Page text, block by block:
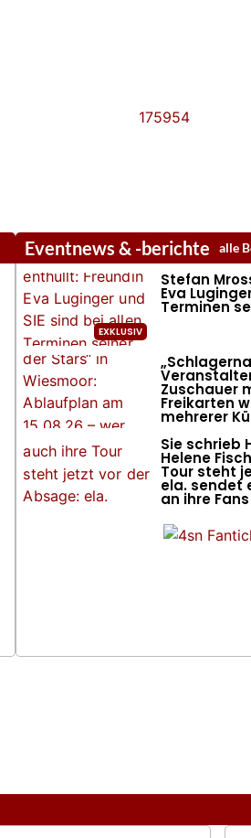
Eventnews & -berichte alle
Stefan
Eva
Terminen
Zuschauer
Freikarten
mehrerer
Sie schrieb
Helene
Tour steht
ela. sendet
an ihre